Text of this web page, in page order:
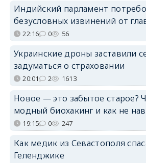
Индийский парламент
безусловных извинений от
22:16 0 56
Украинские дроны заставили
задуматься о страховании
20:01 2 1613
Новое — это забытое старое?
модный биохакинг и как не
19:15 0 247
Как медик из Севастополя
Геленджике